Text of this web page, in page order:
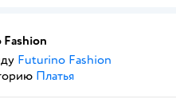
Futurino Fashion
Платья